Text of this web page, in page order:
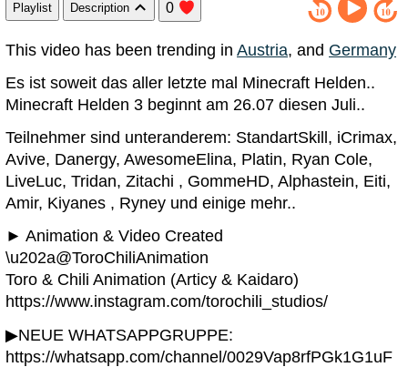
Playlist Description 0
This video has been trending in Austria, and Germany
Es ist soweit das aller letzte mal Minecraft Helden..
Minecraft Helden 3 beginnt am 26.07 diesen Juli..
Teilnehmer sind unteranderem: StandartSkill, iCrimax,
Avive, Danergy, AwesomeElina, Platin, Ryan Cole,
LiveLuc, Tridan, Zitachi , GommeHD, Alphastein, Eiti,
Amir, Kiyanes , Ryney und einige mehr..
► Animation & Video Created
\u202a@ToroChiliAnimation
Toro & Chili Animation (Articy & Kaidaro)
https://www.instagram.com/torochili_studios/
▶NEUE WHATSAPPGRUPPE:
https://whatsapp.com/channel/0029Vap8rfPGk1G1uF